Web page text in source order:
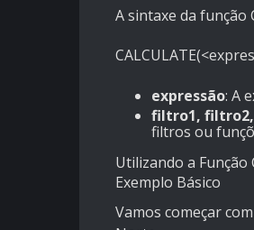
A sintaxe da função
expressão: A
filtro1, filtro2,
filtros ou
Utilizando a Função
Exemplo Básico
Vamos começar